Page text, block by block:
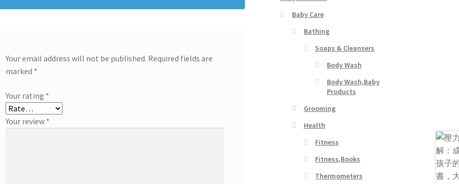
Your email address will not be published. Required fields are
marked *
Your rating *
Your review *
Baby Care
Bathing
Soaps & Cleansers
Body Wash
Body Wash,Baby
Products
Grooming
Health
Fitness
Fitness,Books
Thermometers